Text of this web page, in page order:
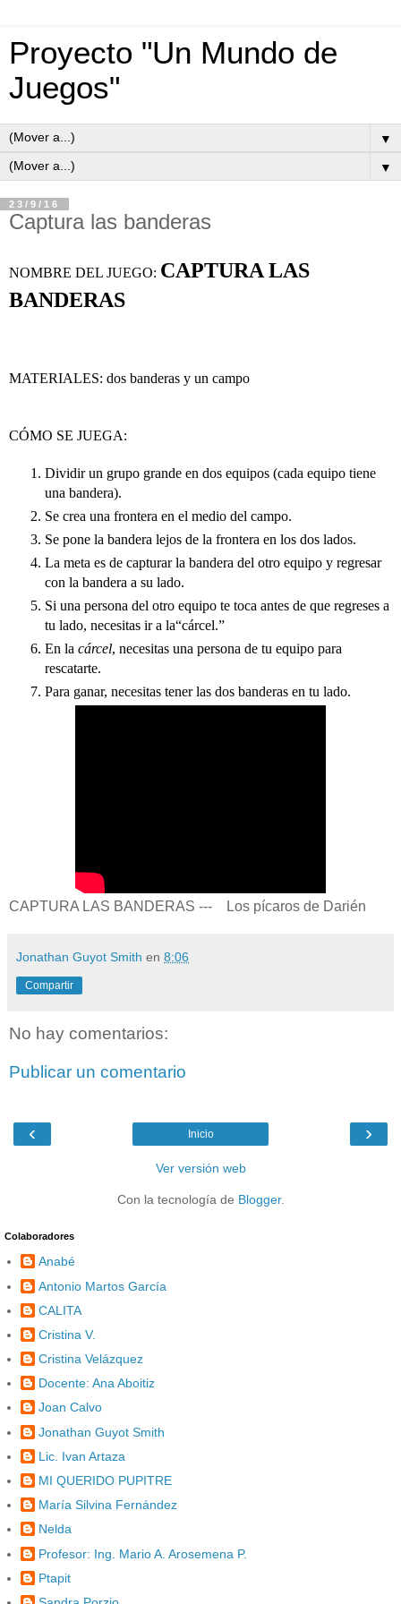
Proyecto "Un Mundo de
Juegos"
▼
▼
23/9/16
Captura las banderas
NOMBRE DEL JUEGO: CAPTURA LAS
BANDERAS
MATERIALES: dos banderas y un campo
CÓMO SE JUEGA:
Dividir un grupo grande en dos equipos (cada equipo tiene
una bandera).
Se crea una frontera en el medio del campo.
Se pone la bandera lejos de la frontera en los dos lados.
La meta es de capturar la bandera del otro equipo y regresar
con la bandera a su lado.
Si una persona del otro equipo te toca antes de que regreses a
tu lado, necesitas ir a la“cárcel.”
En la cárcel, necesitas una persona de tu equipo para
rescatarte.
Para ganar, necesitas tener las dos banderas en tu lado.
CAPTURA LAS BANDERAS ---    Los pícaros de Darién
Jonathan Guyot Smith en 8:06
Compartir
No hay comentarios:
Publicar un comentario
‹ ›
Inicio
Ver versión web
Con la tecnología de Blogger.
Colaboradores
Anabé
Antonio Martos García
CALITA
Cristina V.
Cristina Velázquez
Docente: Ana Aboitiz
Joan Calvo
Jonathan Guyot Smith
Lic. Ivan Artaza
MI QUERIDO PUPITRE
María Silvina Fernández
Nelda
Profesor: Ing. Mario A. Arosemena P.
Ptapit